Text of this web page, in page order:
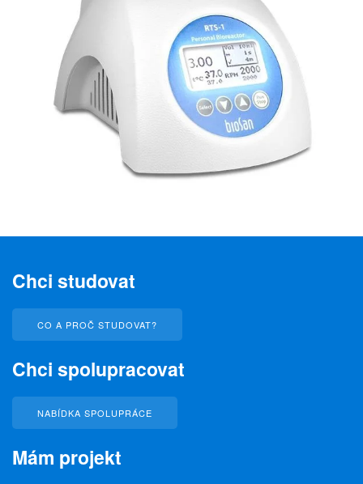
Chci studovat
CO A PROČ STUDOVAT?
Chci spolupracovat
NABÍDKA SPOLUPRÁCE
Mám projekt